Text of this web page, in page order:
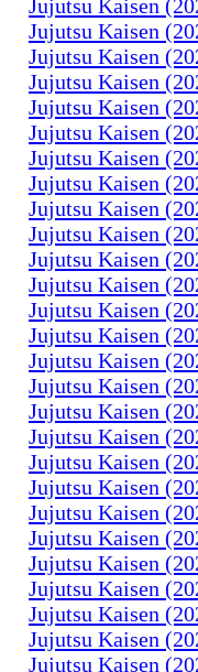
Jujutsu Kaisen
Jujutsu Kaisen
Jujutsu Kaisen
Jujutsu Kaisen
Jujutsu Kaisen
Jujutsu Kaisen
Jujutsu Kaisen
Jujutsu Kaisen
Jujutsu Kaisen
Jujutsu Kaisen
Jujutsu Kaisen
Jujutsu Kaisen
Jujutsu Kaisen
Jujutsu Kaisen
Jujutsu Kaisen
Jujutsu Kaisen
Jujutsu Kaisen
Jujutsu Kaisen
Jujutsu Kaisen
Jujutsu Kaisen
Jujutsu Kaisen
Jujutsu Kaisen
Jujutsu Kaisen
Jujutsu Kaisen
Jujutsu Kaisen
Jujutsu Kaisen
Jujutsu Kaisen